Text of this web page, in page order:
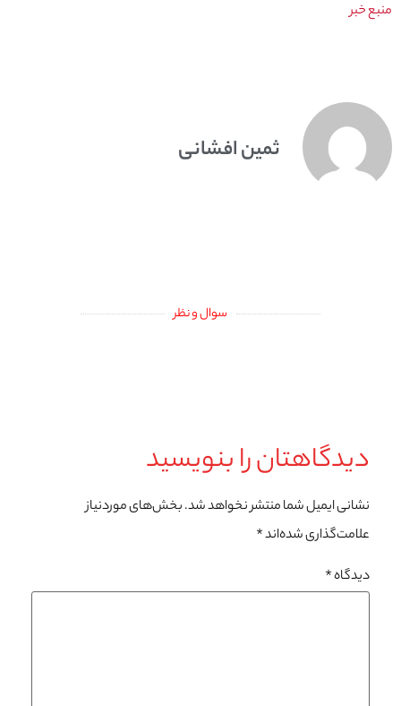
منبع خبر
ثمین افشانی
سوال و نظر
دیدگاهتان را بنویسید
نشانی ایمیل شما منتشر نخواهد شد.بخش‌های موردنیاز
علامت‌گذاری شده‌اند*
دیدگاه*